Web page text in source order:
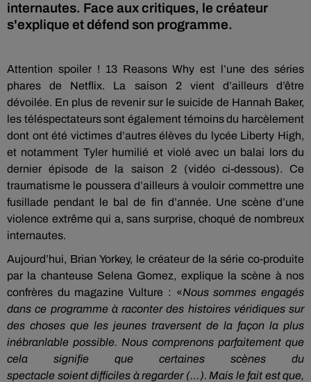
internautes. Face aux critiques, le créateur
s'explique et défend son programme.
Attention spoiler ! 13 Reasons Why est l’une des séries
phares de
Netflix.
La saison 2 vient d’ailleurs d’être
dévoilée. En plus de revenir sur le suicide de Hannah Baker,
les téléspectateurs sont également témoins du harcèlement
dont ont été victimes d’autres élèves du lycée Liberty High,
et notamment Tyler humilié et violé avec un balai lors du
dernier épisode de la saison 2 (vidéo ci-dessous).
Ce
traumatisme le poussera d’ailleurs à vouloir commettre une
fusillade pendant le bal de fin d’année. Une scène d’une
violence extrême qui a, sans surprise, choqué de nombreux
internautes.
Aujourd’hui, Brian Yorkey, le créateur de la série co-produite
par la chanteuse Selena Gomez, explique la scène à nos
confrères du magazine Vulture : «Nous sommes engagés
dans ce programme à raconter des histoires véridiques sur
des choses que les jeunes traversent de la façon la plus
inébranlable possible. Nous comprenons parfaitement que
cela signifie que certaines scènes du
spectacle soientdifficiles à regarder (…). Mais le fait est que,